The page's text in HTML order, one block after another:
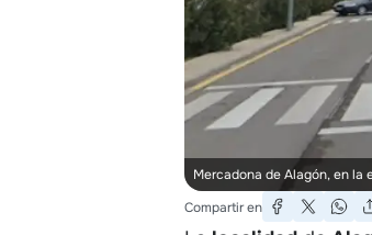
Mercadona de Alagón, en la
Compartir en